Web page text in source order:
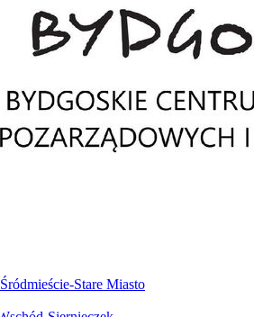
Stare Miasto